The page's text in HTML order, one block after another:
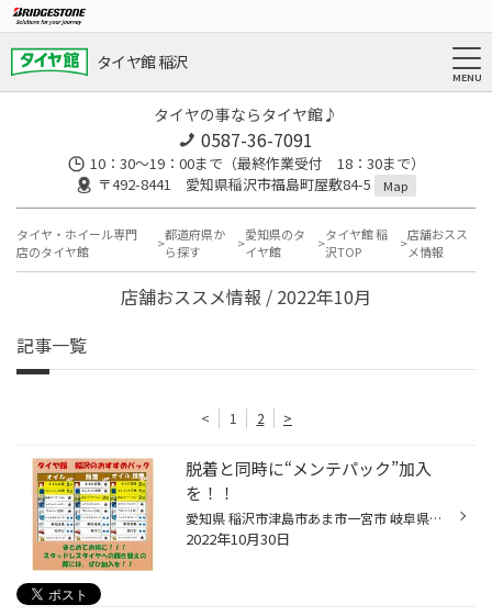
タイヤ館 稲沢
タイヤの事ならタイヤ館♪
0587-36-7091
10：30～19：00まで（最終作業受付 18：30まで）
〒492-8441 愛知県稲沢市福島町屋敷84-5
Map
タイヤ・ホイール専門
店のタイヤ館
都道府県か
ら探す
愛知県のタ
イヤ館
タイヤ館 稲
沢TOP
店舗おスス
メ情報
店舗おススメ情報 / 2022年10月
記事一覧
< 1 2 >
脱着と同時に“メンテパック”加入
を！！
愛知県 稲沢市津島市あま市一宮市 岐阜県海津市その他近隣のみなさま こんにちは(∵)愛知県稲沢市福島町 西尾張中央道沿い エンジン オイル交換 も出来る お店 【タイヤ館 稲沢】です。 パンク 補償 サービス も始まりました。 【祝】スマホ決済が導入！ d払い、ペイペイ、Rペイがご利用いただけます...
2022年10月30日